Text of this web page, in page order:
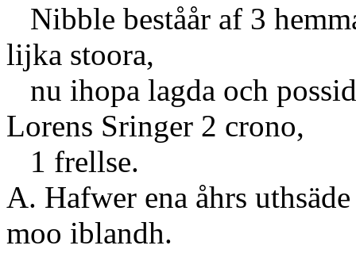
Nibble beståår af 3
lijka stoora,
nu ihopa lagda och
Lorens Sringer 2 crono,
1 frellse.
A. Hafwer ena åhrs
moo iblandh.